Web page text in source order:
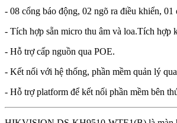
- 08 cổng báo động, 02 ngõ ra điều khiển,
- Tích hợp sẵn micro thu âm và loa.Tích hợp
- Hỗ trợ cấp nguồn qua POE.
- Kết nối với hệ thống, phần mềm quản lý
- Hỗ trợ platform để kết nối phần mềm bên